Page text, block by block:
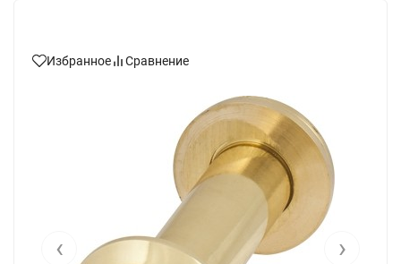
Избранное Сравнение
‹ ›